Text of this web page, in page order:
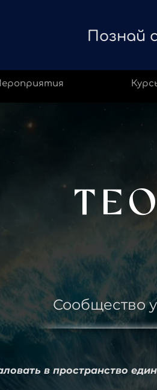
Познай
Сообщество
в пространство